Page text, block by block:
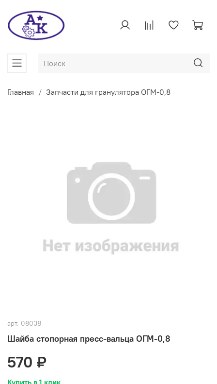
Главная Запчасти для гранулятора ОГМ-0,8
арт. 08038
Шайба стопорная пресс-вальца ОГМ-0,8
570 ₽
Купить в 1 клик